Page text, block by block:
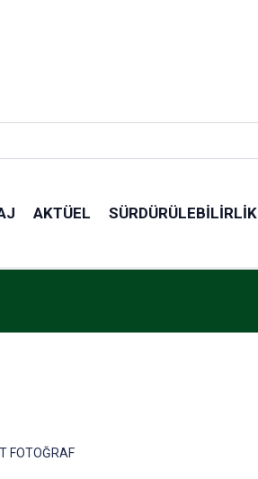
AKTÜEL SÜRDÜRÜLEBILIRLIK
FOTOĞRAF